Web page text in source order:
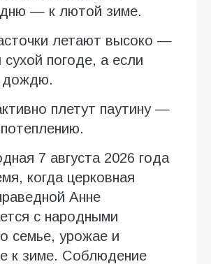
— к лютой зиме.
летают высоко —
сухой погоде, а если
дождю.
плетут паутину —
7 августа 2026 года
когда церковная
Анне
с народными
семье, урожае и
к зиме. Соблюдение